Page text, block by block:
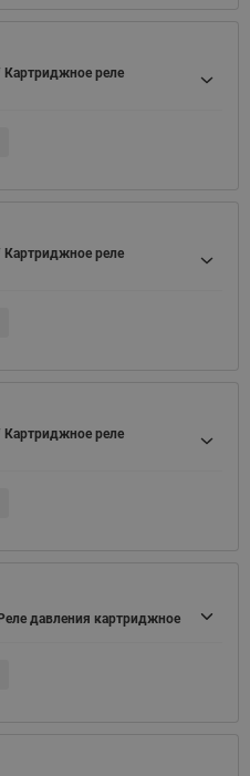
Картриджное реле
Картриджное реле
Картриджное реле
давления картриджное